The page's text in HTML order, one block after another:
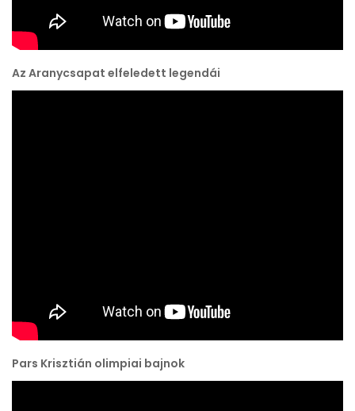
Az Aranycsapat elfeledett legendái
Pars Krisztián olimpiai bajnok